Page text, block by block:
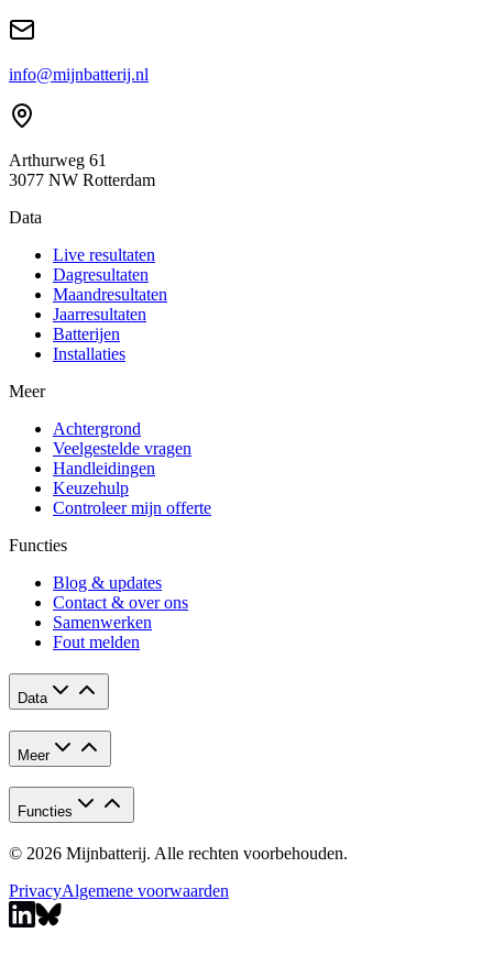
info@mijnbatterij.nl
Arthurweg 61
3077 NW Rotterdam
Data
Live resultaten
Dagresultaten
Maandresultaten
Jaarresultaten
Batterijen
Installaties
Meer
Achtergrond
Veelgestelde vragen
Handleidingen
Keuzehulp
Controleer mijn offerte
Functies
Blog & updates
Contact & over ons
Samenwerken
Fout melden
Data
Meer
Functies
© 2026 Mijnbatterij. Alle rechten voorbehouden.
PrivacyAlgemene voorwaarden